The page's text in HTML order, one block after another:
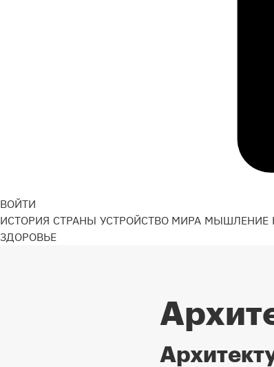
ВОЙТИ
ИСТОРИЯ СТРАНЫ УСТРОЙСТВО МИРА МЫШЛЕНИЕ
ЗДОРОВЬЕ